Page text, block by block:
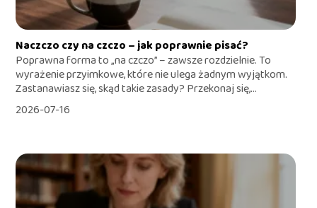
Naczczo czy na czczo – jak poprawnie pisać?
Poprawna forma to „na czczo” – zawsze rozdzielnie. To
wyrażenie przyimkowe, które nie ulega żadnym wyjątkom.
Zastanawiasz się, skąd takie zasady? Przekonaj się,...
2026-07-16